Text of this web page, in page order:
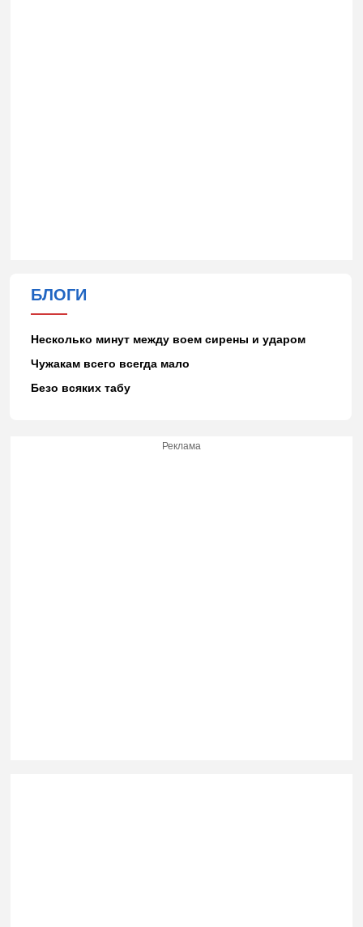
БЛОГИ
Несколько минут между воем сирены и ударом
Чужакам всего всегда мало
Безо всяких табу
Реклама